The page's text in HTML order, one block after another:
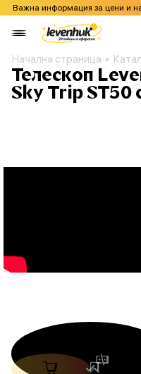
Важна информация за цени и
Начална страница
Телескоп
Sky Trip ST50